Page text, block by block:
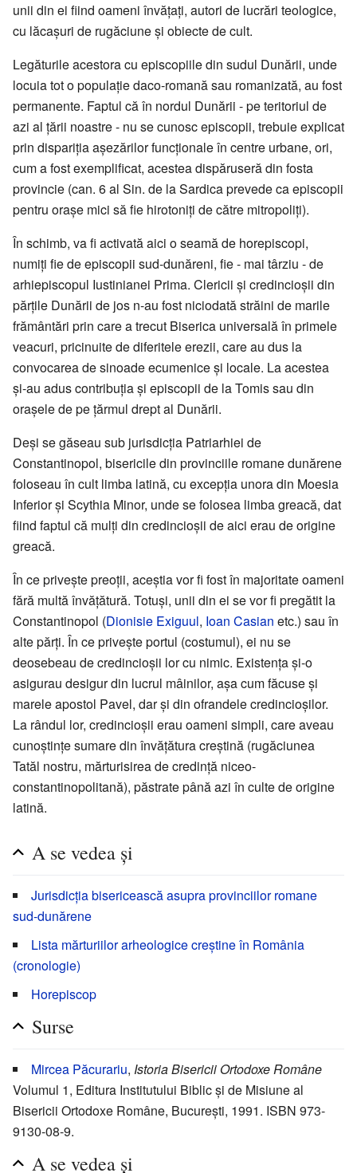
unii din ei fiind oameni învățați, autori de lucrări teologice,
cu lăcașuri de rugăciune și obiecte de cult.
Legăturile acestora cu episcopiile din sudul Dunării, unde
locuia tot o populație daco-romană sau romanizată, au fost
permanente. Faptul că în nordul Dunării - pe teritoriul de
azi al țării noastre - nu se cunosc episcopii, trebuie explicat
prin dispariția așezărilor funcționale în centre urbane, ori,
cum a fost exemplificat, acestea dispăruseră din fosta
provincie (can. 6 al Sin. de la Sardica prevede ca episcopii
pentru orașe mici să fie hirotoniți de către mitropoliți).
În schimb, va fi activată aici o seamă de horepiscopi,
numiți fie de episcopii sud-dunăreni, fie - mai târziu - de
arhiepiscopul Iustinianei Prima. Clericii și credincioșii din
părțile Dunării de jos n-au fost niciodată străini de marile
frământări prin care a trecut Biserica universală în primele
veacuri, pricinuite de diferitele erezii, care au dus la
convocarea de sinoade ecumenice și locale. La acestea
și-au adus contribuția și episcopii de la Tomis sau din
orașele de pe țărmul drept al Dunării.
Deși se găseau sub jurisdicția Patriarhiei de
Constantinopol, bisericile din provinciile romane dunărene
foloseau în cult limba latină, cu excepția unora din Moesia
Inferior și Scythia Minor, unde se folosea limba greacă, dat
fiind faptul că mulți din credincioșii de aici erau de origine
greacă.
În ce privește preoții, aceștia vor fi fost în majoritate oameni
fără multă învățătură. Totuși, unii din ei se vor fi pregătit la
Constantinopol (Dionisie Exiguul, Ioan Casian etc.) sau în
alte părți. În ce privește portul (costumul), ei nu se
deosebeau de credincioșii lor cu nimic. Existența și-o
asigurau desigur din lucrul mâinilor, așa cum făcuse și
marele apostol Pavel, dar și din ofrandele credincioșilor.
La rândul lor, credincioșii erau oameni simpli, care aveau
cunoștințe sumare din învățătura creștină (rugăciunea
Tatăl nostru, mărturisirea de credință niceo-
constantinopolitană), păstrate până azi în culte de origine
latină.
A se vedea și
Jurisdicția bisericească asupra provinciilor romane
sud-dunărene
Lista mărturiilor arheologice creștine în România
(cronologie)
Horepiscop
Surse
Mircea Păcurariu, Istoria Bisericii Ortodoxe Române
Volumul 1, Editura Institutului Biblic și de Misiune al
Bisericii Ortodoxe Române, București, 1991. ISBN 973-
9130-08-9.
A se vedea și